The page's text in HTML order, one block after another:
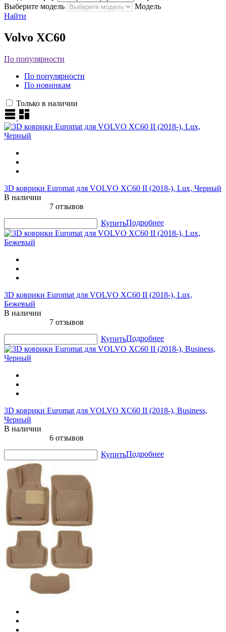
Выберите модель
Модель
Найти
Volvo XC60
По популярности
По популярности
По новинкам
Только в наличии
3D коврики Euromat для VOLVO XC60 II (2018-), Lux, Черный
В наличии
7 отзывов
КупитьПодробнее
3D коврики Euromat для VOLVO XC60 II (2018-), Lux,
Бежевый
В наличии
7 отзывов
КупитьПодробнее
3D коврики Euromat для VOLVO XC60 II (2018-), Business,
Черный
В наличии
6 отзывов
КупитьПодробнее